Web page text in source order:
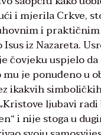
i mjerila Crkve,
i
iz Nazareta.
čovjeku uspjelo
je ponuđeno u
ikakvih
ljubavi
i nije stoga u